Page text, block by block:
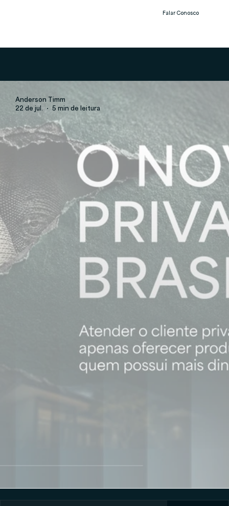
Falar Conosco
Anderson Timm
22 de jul.
5 min de leitura